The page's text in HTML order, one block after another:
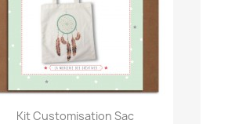
Aperçu rapide
Kit Customisation Sac